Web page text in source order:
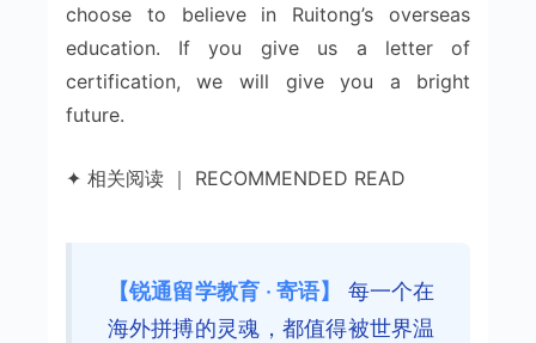
choose to believe in Ruitong’s overseas
education. If you give us a letter of
certification, we will give you a bright
future.
✦ 相关阅读 ｜ RECOMMENDED READ
【锐通留学教育 · 寄语】
每一个在
海外拼搏的灵魂，都值得被世界温